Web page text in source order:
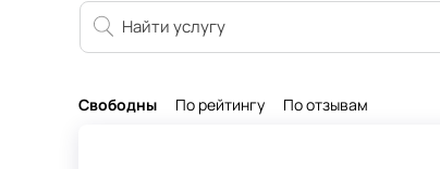
Свободны По рейтингу По отзывам